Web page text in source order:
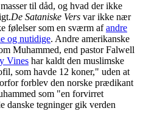
til dåd, og hvad der ikke
De Sataniske Vers var ikke nær
følelser som en sværm afandre
og nutidige. Andre amerikanske
Muhammed, end pastor Falwell
Vines har kaldt den muslimske
som havde 12 koner," uden at
forblev den norske prædikant
som "en forvirret
danske tegninger gik verden